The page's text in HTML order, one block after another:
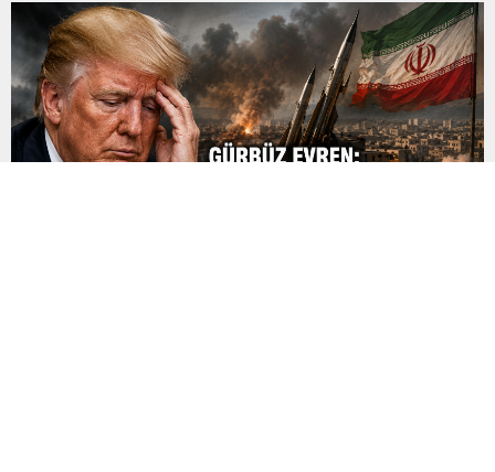
transferlerinde, özellikle IBAN’ın yanlış yazılması veya alıcı
bilgilerinin kontrol...